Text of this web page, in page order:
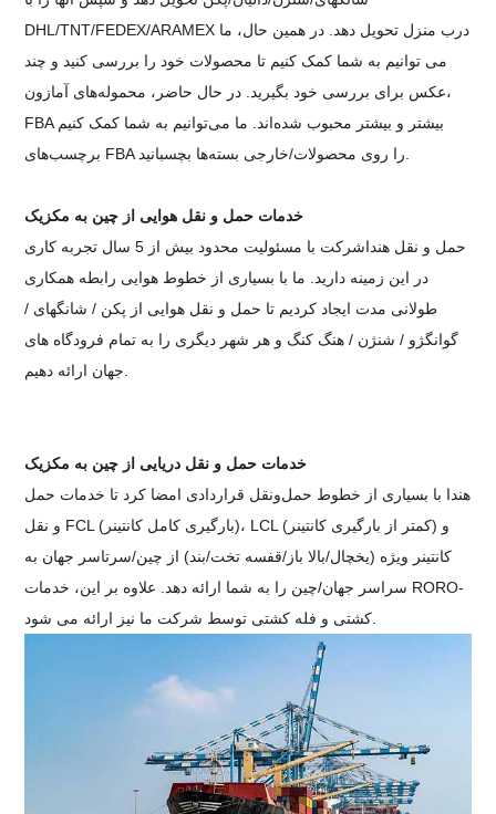
DHL/TNT/FEDEX/ARAMEX درب منزل تحویل دهد. در همین حال، ما
می توانیم به شما کمک کنیم تا محصولات خود را بررسی کنید و چند
عکس برای بررسی خود بگیرید. در حال حاضر، محموله‌های آمازون،
FBA بیشتر و بیشتر محبوب شده‌اند. ما می‌توانیم به شما کمک کنیم
خدمات حمل و نقل هوایی از چین به مکزیک
حمل و نقل هندا
شرکت با مسئولیت محدود بیش از 5 سال تجربه کاری
در این زمینه دارید. ما با بسیاری از خطوط هوایی رابطه همکاری
طولانی مدت ایجاد کردیم تا حمل و نقل هوایی از پکن / شانگهای /
گوانگژو / شنژن / هنگ کنگ و هر شهر دیگری را به تمام فرودگاه های
خدمات حمل و نقل دریایی از چین به مکزیک
هندا با بسیاری از خطوط حمل‌ونقل قراردادی امضا کرد تا خدمات حمل
و نقل FCL (بارگیری کامل کانتینر)، LCL (کمتر از بارگیری کانتینر) و
کانتینر ویژه (یخچال/بالا باز/قفسه تخت/بند) از چین/سرتاسر جهان به
سراسر جهان/چین را به شما ارائه دهد. علاوه بر این، خدمات RORO-